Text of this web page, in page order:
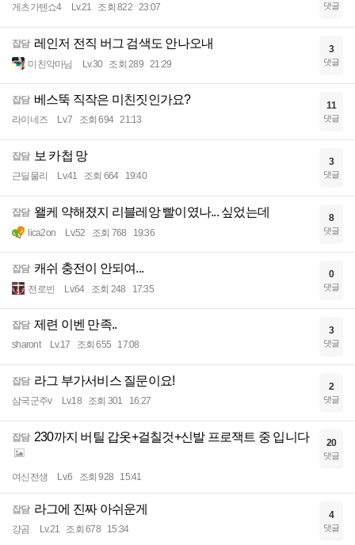
게츠가텐쇼4 Lv.21 조회 822 23:07 댓글
잡담 레인저 전직 버그 검색도 안나오내
미친악마님 Lv.30 조회 289 21:29
3
댓글
잡담 베스뚝 직작은 미친짓인가요?
라이네즈 Lv.7 조회 694 21:13
11
댓글
잡담 보 카첩 망
근딜물리 Lv.41 조회 664 19:40
3
댓글
잡담 왤케 약해졌지 리블레앙 빨이였나... 싶었는데
lica2on Lv.52 조회 768 19:36
8
댓글
잡담 캐쉬 충전이 안되여...
전로빈 Lv.64 조회 248 17:35
0
댓글
잡담 제련 이벤 만족..
sharont Lv.17 조회 655 17:08
3
댓글
잡담 라그 부가서비스 질문이요!
삼국군주v Lv.18 조회 301 16:27
2
댓글
잡담 230까지 버틸 갑옷+걸칠것+신발 프로잭트 중 입니다
여신전생 Lv.6 조회 928 15:41
20
댓글
잡담 라그에 진짜 아쉬운게
걍곰 Lv.21 조회 678 15:34
4
댓글